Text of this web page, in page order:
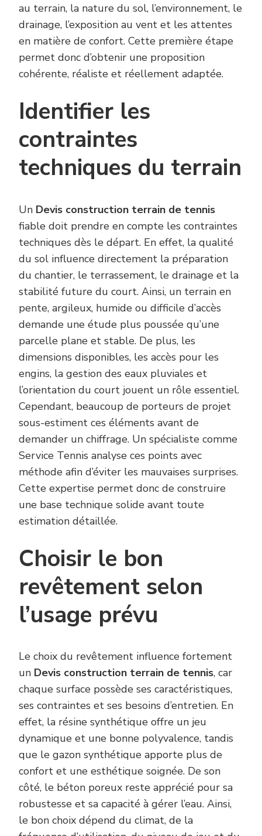
au terrain, la nature du sol, l’environnement, le
drainage, l’exposition au vent et les attentes
en matière de confort. Cette première étape
permet donc d’obtenir une proposition
cohérente, réaliste et réellement adaptée.
Identifier les
contraintes
techniques du terrain
Un Devis construction terrain de tennis
fiable doit prendre en compte les contraintes
techniques dès le départ. En effet, la qualité
du sol influence directement la préparation
du chantier, le terrassement, le drainage et la
stabilité future du court. Ainsi, un terrain en
pente, argileux, humide ou difficile d’accès
demande une étude plus poussée qu’une
parcelle plane et stable. De plus, les
dimensions disponibles, les accès pour les
engins, la gestion des eaux pluviales et
l’orientation du court jouent un rôle essentiel.
Cependant, beaucoup de porteurs de projet
sous-estiment ces éléments avant de
demander un chiffrage. Un spécialiste comme
Service Tennis analyse ces points avec
méthode afin d’éviter les mauvaises surprises.
Cette expertise permet donc de construire
une base technique solide avant toute
estimation détaillée.
Choisir le bon
revêtement selon
l’usage prévu
Le choix du revêtement influence fortement
un Devis construction terrain de tennis, car
chaque surface possède ses caractéristiques,
ses contraintes et ses besoins d’entretien. En
effet, la résine synthétique offre un jeu
dynamique et une bonne polyvalence, tandis
que le gazon synthétique apporte plus de
confort et une esthétique soignée. De son
côté, le béton poreux reste apprécié pour sa
robustesse et sa capacité à gérer l’eau. Ainsi,
le bon choix dépend du climat, de la